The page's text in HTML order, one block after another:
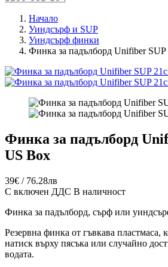
Начало
Уиндсърф и SUP
Уиндсърф финки
Финка за падълборд Unifiber
Финка за падълборд
US Box
39€ / 76.28лв
С включен ДДС В наличност
Финка за падълборд, сърф или
Резервна финка от гъвкава пластмаса,
натиск върху пясъка или случайно
водата.